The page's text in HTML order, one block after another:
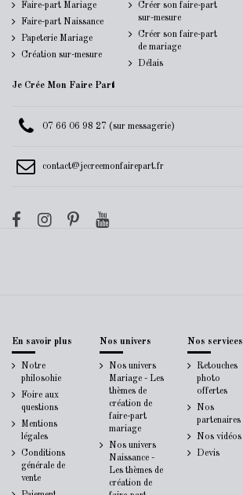
Faire-part Mariage
Faire-part Naissance
Papeterie Mariage
Création sur-mesure
Créer son faire-part
sur-mesure
Créer son faire-part
de mariage
Délais
Je Crée Mon Faire Part
07 66 06 98 27 (sur messagerie)
contact@jecreemonfairepart.fr
En savoir plus
Notre
philosohie
Foire aux
questions
Mentions
légales
Conditions
générale de
vente
Nos univers
Nos univers
Mariage - Les
thèmes de
création de
faire-part
mariage
Nos univers
Naissance -
Les thèmes de
création de
Nos services
Retouches
photo
offertes
Nos
partenaires
Nos vidéos
Devis